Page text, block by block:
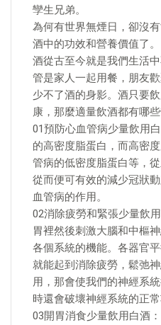
孿生兄弟。
為何有世界無煙日，卻沒
酒中的功效和營養價值了。
酒從古至今就是我們生活
管是家人一起用餐，朋友
少不了酒的身影。酒只要
康，那麼適量飲酒都有哪
01預防心血管病少量飲用
的高密度脂蛋白，而高密
管病的低密度脂蛋白等，
從而便可有效的減少冠狀
血管病的作用。
02消除疲勞和緊張少量飲
胃裡然後刺激大腦和中樞
各個系統的機能。各器官
就能起到消除疲勞，鬆弛
用，那會使我們的神經系
時還會破壞神經系統的正常
03開胃消食少量飲用白酒